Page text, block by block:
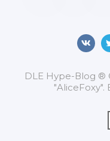
DLЕ Нуре-Вlоg ®